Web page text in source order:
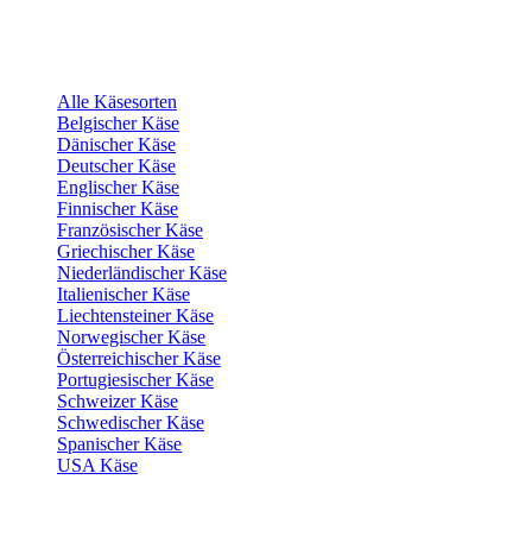
Alle Käsesorten
Belgischer Käse
Dänischer Käse
Deutscher Käse
Englischer Käse
Finnischer Käse
Französischer Käse
Griechischer Käse
Niederländischer Käse
Italienischer Käse
Liechtensteiner Käse
Norwegischer Käse
Österreichischer Käse
Portugiesischer Käse
Schweizer Käse
Schwedischer Käse
Spanischer Käse
USA Käse